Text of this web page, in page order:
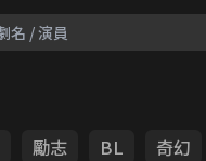
勵志 BL 奇幻